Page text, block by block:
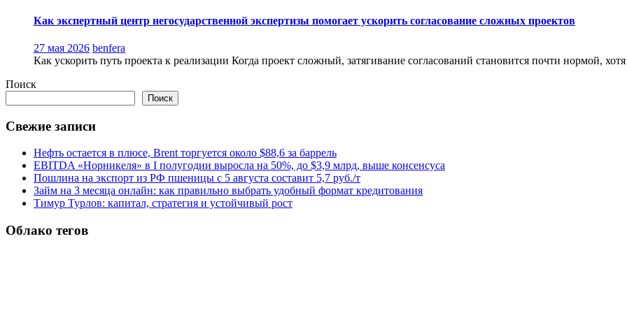
Как экспертный центр негосударственной экспертизы помогает ускорить согласование сложных проектов
27 мая 2026 benfera
Как ускорить путь проекта к реализации Когда проект сложный, затягивание согласований становится почти нормой, хотя
Поиск
Поиск
Свежие записи
Нефть остается в плюсе, Brent торгуется около $88,6 за баррель
EBITDA «Норникеля» в I полугодии выросла на 50%, до $3,9 млрд, выше консенсуса
Пошлина на экспорт из РФ пшеницы с 5 августа составит 5,7 руб./т
Займ на 3 месяца онлайн: как правильно выбрать удобный формат кредитования
Тимур Турлов: капитал, стратегия и устойчивый рост
Облако тегов